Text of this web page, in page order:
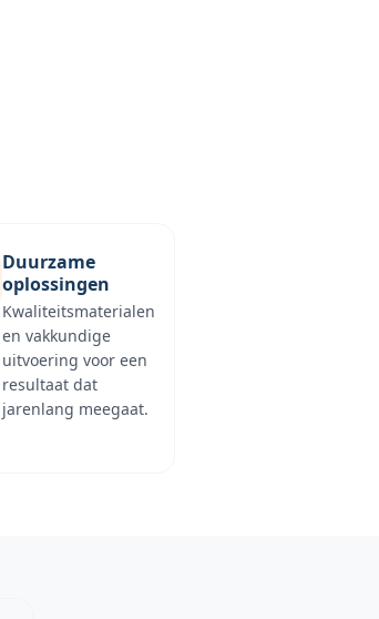
Duurzame
oplossingen
Kwaliteitsmaterialen
en vakkundige
uitvoering voor een
resultaat dat
jarenlang meegaat.